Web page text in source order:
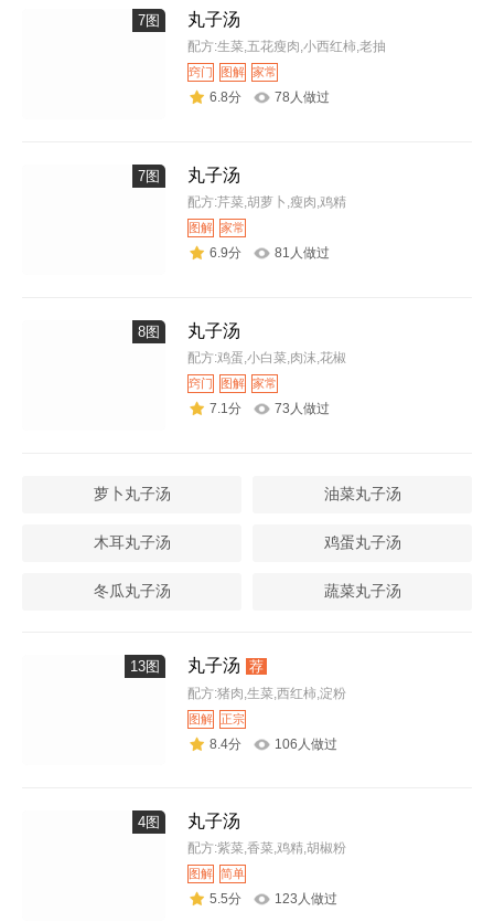
7图 丸子汤
配方:生菜,五花瘦肉,小西红柿,老抽
窍门 图解 家常
6.8分 78人做过
7图 丸子汤
配方:芹菜,胡萝卜,瘦肉,鸡精
图解 家常
6.9分 81人做过
8图 丸子汤
配方:鸡蛋,小白菜,肉沫,花椒
窍门 图解 家常
7.1分 73人做过
萝卜丸子汤 油菜丸子汤
木耳丸子汤 鸡蛋丸子汤
冬瓜丸子汤 蔬菜丸子汤
13图 丸子汤 荐
配方:猪肉,生菜,西红柿,淀粉
图解 正宗
8.4分 106人做过
4图 丸子汤
配方:紫菜,香菜,鸡精,胡椒粉
图解 简单
5.5分 123人做过